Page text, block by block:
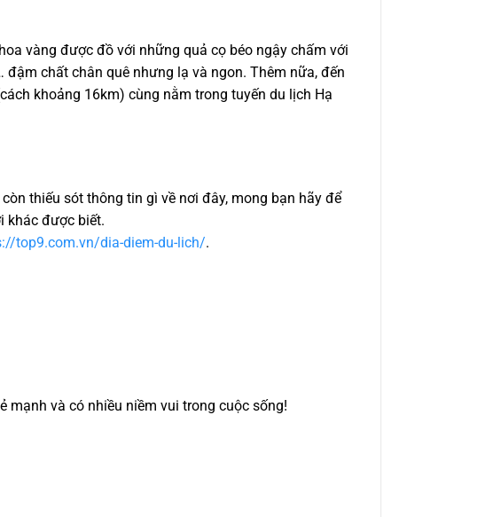
vàng được đồ với những quả cọ béo ngậy chấm với
chất chân quê nhưng lạ và ngon. Thêm nữa, đến
khoảng 16km) cùng nằm trong tuyến du lịch Hạ
thiếu sót thông tin gì về nơi đây, mong bạn hãy để
khác được biết.
top9.com.vn/dia-diem-du-lich/.
mạnh và có nhiều niềm vui trong cuộc sống!